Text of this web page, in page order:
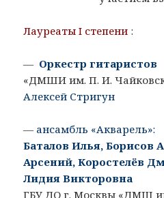
Лауреаты I степени :
— Оркестр гитаристов
«ДМШИ им. П. И.
Алексей Стригун
— ансамбль «Акварель»:
Баталов Илья, Борисов
Арсений, Коростелёв
Лидия Викторовна
ГБУ ДО г. Москвы «ДМШ